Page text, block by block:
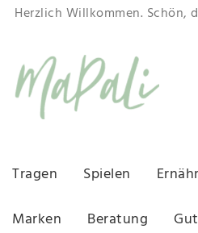
Herzlich Willkommen. Schön,
Tragen Spielen
Marken
Beratung